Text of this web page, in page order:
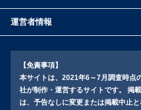
三條機械製作所
メック
松岡鐵工所
吉田金型工業
七宝金型工業
タカギスチール
スギヤマ
運営者情報
【免責事項】
本サイトは、2021年6～7月調査時点
社が制作・運営するサイトです。 掲
は、予告なしに変更または掲載中止